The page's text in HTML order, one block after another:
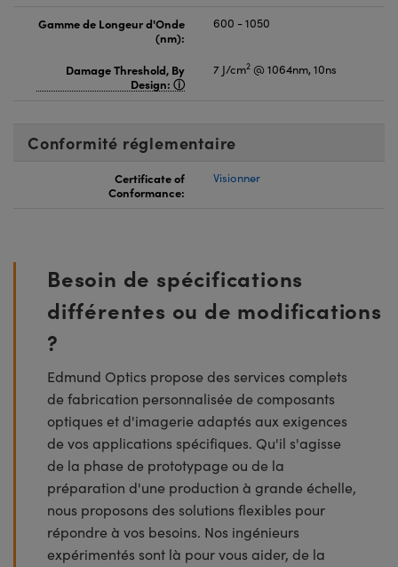
Gamme de Longeur d'Onde
(nm):
600 - 1050
Damage Threshold, By
Design:
7 J/cm2 @ 1064nm, 10ns
Conformité réglementaire
Certificate of
Conformance:
Visionner
Besoin de spécifications
différentes ou de modifications
?
Edmund Optics propose des services complets
de fabrication personnalisée de composants
optiques et d'imagerie adaptés aux exigences
de vos applications spécifiques. Qu'il s'agisse
de la phase de prototypage ou de la
préparation d'une production à grande échelle,
nous proposons des solutions flexibles pour
répondre à vos besoins. Nos ingénieurs
expérimentés sont là pour vous aider, de la